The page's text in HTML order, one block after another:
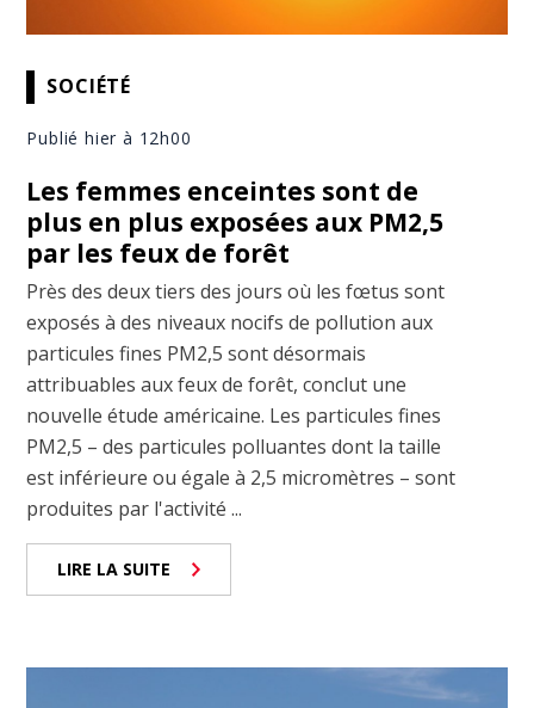
SOCIÉTÉ
Publié hier à 12h00
Les femmes enceintes sont de
plus en plus exposées aux PM2,5
par les feux de forêt
Près des deux tiers des jours où les fœtus sont
exposés à des niveaux nocifs de pollution aux
particules fines PM2,5 sont désormais
attribuables aux feux de forêt, conclut une
nouvelle étude américaine. Les particules fines
PM2,5 – des particules polluantes dont la taille
est inférieure ou égale à 2,5 micromètres – sont
produites par l'activité ...
LIRE LA SUITE